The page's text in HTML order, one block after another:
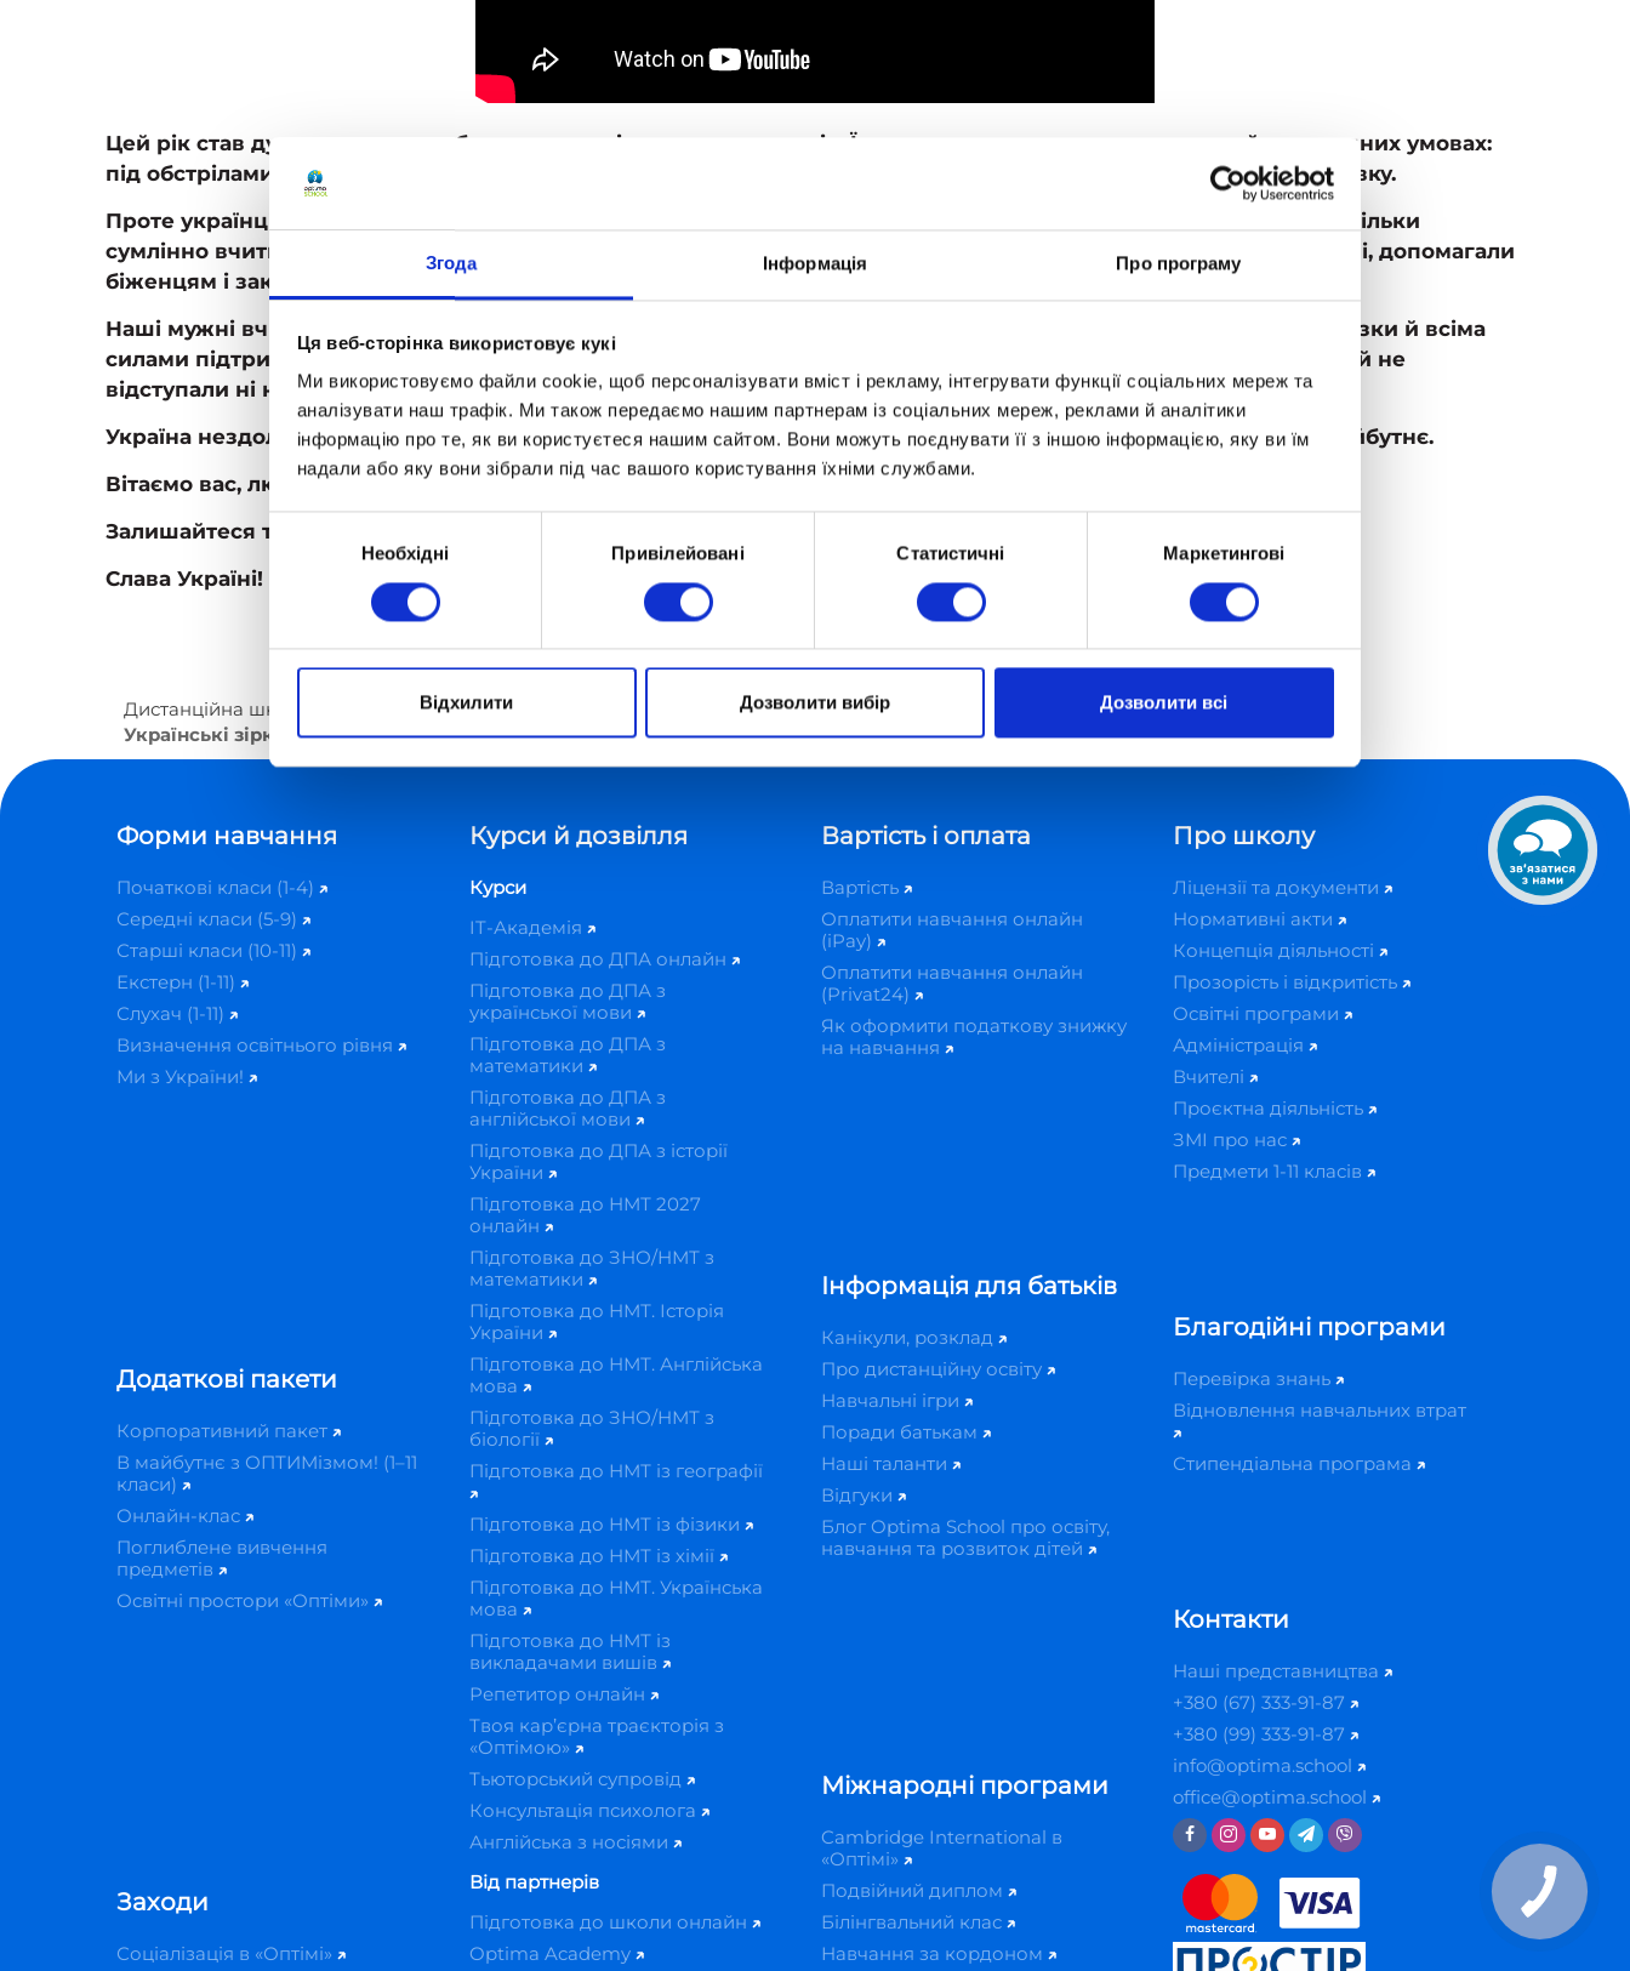
Згода Інформація Про програму
Ця веб-сторінка використовує кукі
Ми використовуємо файли cookie, щоб персоналізувати вміст і рекламу, інтегрувати функції соціальних мереж та
аналізувати наш трафік. Ми також передаємо нашим партнерам із соціальних мереж, реклами й аналітики
інформацію про те, як ви користуєтеся нашим сайтом. Вони можуть поєднувати її з іншою інформацією, яку ви їм
надали або яку вони зібрали під час вашого користування їхніми службами.
Вибір
Необхідні Привілейовані Статистичні Маркетингові
Відхилити Дозволити вибір Дозволити всі
Цей рік став дуже важким, особливо для учнів випускних класів. Їм доводилося вчитися у надзвичайно складних умовах:
під обстрілами, у бомбосховищах, прямуючи в евакуацію, залишаючи свій звичний спосіб життя і власну домівку.
Проте українці залишаються незламними попри будь-які обставини! Учні «Оптіми» знаходили в собі сили не тільки
сумлінно вчитися, складати контрольні й тести. Вони займалися волонтерством, допомогою ЗСУ та теробороні, допомагали
біженцям і закохували в Україну весь світ!
Наші мужні вчителі не припиняли свою діяльність ані на мить. Вони стійко виконували свої професійні обов’язки й всіма
силами підтримували своїх учнів, знаходили потрібні слова та сенси, залишалися на вістрі освітнього фронту й не
відступали ні на крок.
Україна нездоланна. Наша молодь щодня доводить, що в нашої країни – прекрасне, успішне, європейське майбутнє.
Вітаємо вас, любі діти, з закінченням навчального року!
Залишайтеся такими ж хоробрими, відкритими, вільними, якими ви є зараз. Успіху вам у всьому!
Слава Україні!
Дистанційна школа «Оптіма»
Блог Optima School про освіту, навчання та розвиток дітей
Українські зірки та адміністрація школи «Оптіма» привітали ОПТИМістів із закінченням навчального року
Форми навчання
Початкові класи (1-4)
Середні класи (5-9)
Старші класи (10-11)
Екстерн (1-11)
Слухач (1-11)
Визначення освітнього рівня
Ми з України!
Додаткові пакети
Корпоративний пакет
В майбутнє з ОПТИМізмом! (1–11
класи)
Онлайн-клас
Поглиблене вивчення
предметів
Освітні простори «Оптіми»
Заходи
Соціалізація в «Оптімі»
Курси й дозвілля
Курси
IT-Академія
Підготовка до ДПА онлайн
Підготовка до ДПА з
української мови
Підготовка до ДПА з
математики
Підготовка до ДПА з
англійської мови
Підготовка до ДПА з історії
України
Підготовка до НМТ 2027
онлайн
Підготовка до ЗНО/НМТ з
математики
Підготовка до НМТ. Історія
України
Підготовка до НМТ. Англійська
мова
Підготовка до ЗНО/НМТ з
біології
Підготовка до НМТ із географії
Підготовка до НМТ із фізики
Підготовка до НМТ із хімії
Підготовка до НМТ. Українська
мова
Підготовка до НМТ із
викладачами вишів
Репетитор онлайн
Твоя кар’єрна траєкторія з
«Оптімою»
Тьюторський супровід
Консультація психолога
Англійська з носіями
Від партнерів
Підготовка до школи онлайн
Optima Academy
Вартість і оплата
Вартість
Оплатити навчання онлайн
(iPay)
Оплатити навчання онлайн
(Privat24)
Як оформити податкову знижку
на навчання
Інформація для батьків
Канікули, розклад
Про дистанційну освіту
Навчальні ігри
Поради батькам
Наші таланти
Відгуки
Блог Optima School про освіту,
навчання та розвиток дітей
Міжнародні програми
Cambridge International в
«Оптімі»
Подвійний диплом
Білінгвальний клас
Навчання за кордоном
Про школу
Ліцензії та документи
Нормативні акти
Концепція діяльності
Прозорість і відкритість
Освітні програми
Адміністрація
Вчителі
Проєктна діяльність
ЗМІ про нас
Предмети 1-11 класів
Благодійні програми
Перевірка знань
Відновлення навчальних втрат
Стипендіальна програма
Контакти
Наші представництва
+380 (67) 333-91-87
+380 (99) 333-91-87
info@optima.school
office@optima.school